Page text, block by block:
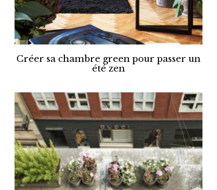
Créer sa chambre green pour passer un
été zen